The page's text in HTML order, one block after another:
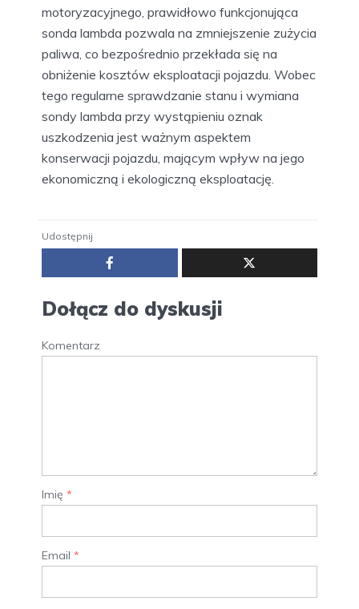
motoryzacyjnego, prawidłowo funkcjonująca
sonda lambda pozwala na zmniejszenie zużycia
paliwa, co bezpośrednio przekłada się na
obniżenie kosztów eksploatacji pojazdu. Wobec
tego regularne sprawdzanie stanu i wymiana
sondy lambda przy wystąpieniu oznak
uszkodzenia jest ważnym aspektem
konserwacji pojazdu, mającym wpływ na jego
ekonomiczną i ekologiczną eksploatację.
Udostępnij
Dołącz do dyskusji
Komentarz
Imię *
Email *